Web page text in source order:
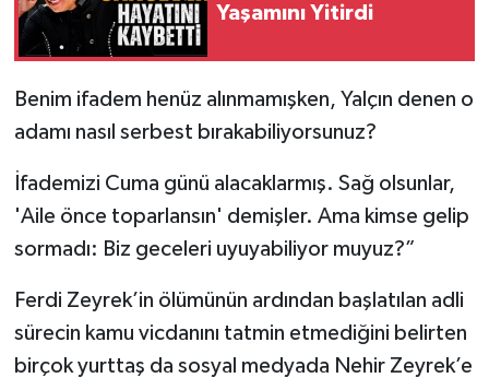
Yaşamını Yitirdi
Benim ifadem henüz alınmamışken, Yalçın denen o
adamı nasıl serbest bırakabiliyorsunuz?
İfademizi Cuma günü alacaklarmış. Sağ olsunlar,
'Aile önce toparlansın' demişler. Ama kimse gelip
sormadı: Biz geceleri uyuyabiliyor muyuz?”
Ferdi Zeyrek’in ölümünün ardından başlatılan adli
sürecin kamu vicdanını tatmin etmediğini belirten
birçok yurttaş da sosyal medyada Nehir Zeyrek’e